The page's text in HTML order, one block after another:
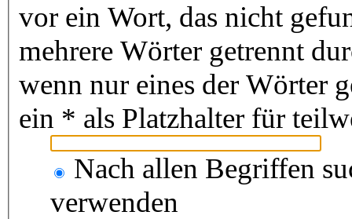
vor ein Wort, das nicht
mehrere Wörter getrennt
wenn nur eines der Wörter
ein * als Platzhalter für
Nach allen Begriffen
verwenden